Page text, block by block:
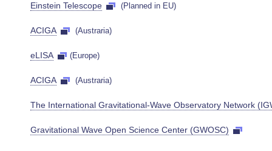
Einstein Telescope (Planned in EU)
ACIGA (Austraria)
eLISA (Europe)
ACIGA (Austraria)
The International Gravitational-Wave Observatory Network
Gravitational Wave Open Science Center (GWOSC)